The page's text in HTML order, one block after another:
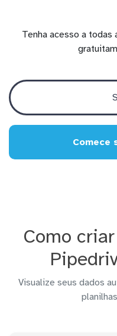
Tenha acesso a todas
Comece
Como
Visualize seus dados